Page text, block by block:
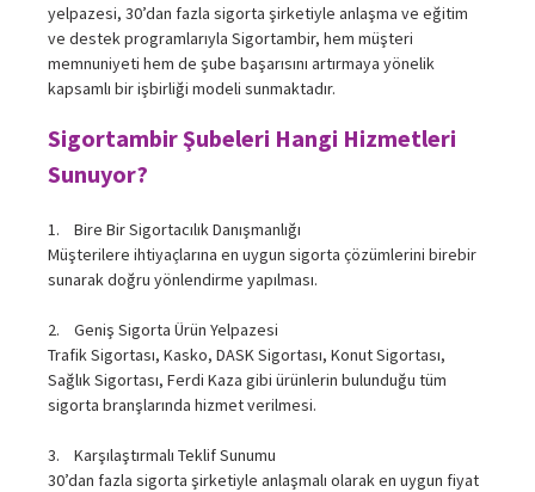
yelpazesi, 30’dan fazla sigorta şirketiyle anlaşma ve eğitim
ve destek programlarıyla Sigortambir, hem müşteri
memnuniyeti hem de şube başarısını artırmaya yönelik
kapsamlı bir işbirliği modeli sunmaktadır.
Sigortambir Şubeleri Hangi Hizmetleri
Sunuyor?
1. Bire Bir Sigortacılık Danışmanlığı
Müşterilere ihtiyaçlarına en uygun sigorta çözümlerini birebir
sunarak doğru yönlendirme yapılması.
2. Geniş Sigorta Ürün Yelpazesi
Trafik Sigortası, Kasko, DASK Sigortası, Konut Sigortası,
Sağlık Sigortası, Ferdi Kaza gibi ürünlerin bulunduğu tüm
sigorta branşlarında hizmet verilmesi.
3. Karşılaştırmalı Teklif Sunumu
30’dan fazla sigorta şirketiyle anlaşmalı olarak en uygun fiyat